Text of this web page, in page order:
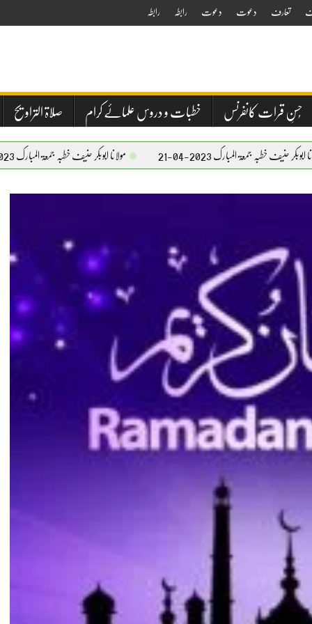
تعارف دعوت دعوت رابطہ رابطہ
حُسنِ قرات کانفرنس خطبات و دروس علمائے کرام صلاۃ التراویح
المبارک 2023-04-21 مولانا ابوبکر حنیف خطبہ جمعۃ المبارک 2023-04-21